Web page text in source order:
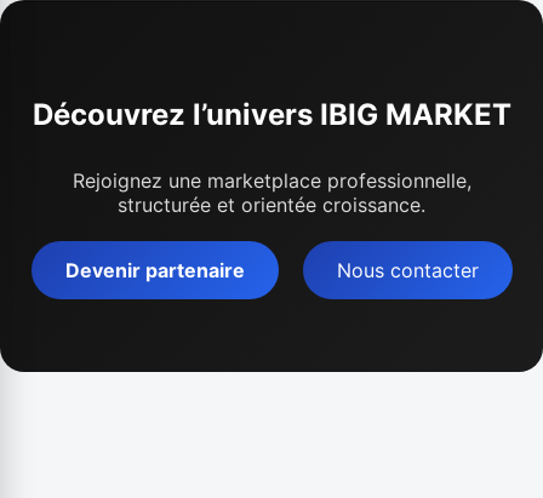
Découvrez l’univers IBIG MARKET
Rejoignez une marketplace professionnelle,
structurée et orientée croissance.
Devenir partenaire Nous contacter